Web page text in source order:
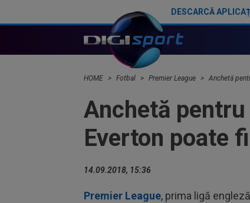
DESCARCĂ
HOME Fotbal Premier League Anchetă
Anchetă
Everton poate
14.09.2018, 15:36
Premier League, prima ligă